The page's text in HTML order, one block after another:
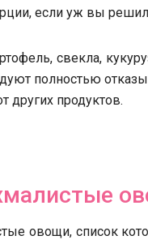
если уж вы
свекла,
полностью
других продуктов.
овощи, список